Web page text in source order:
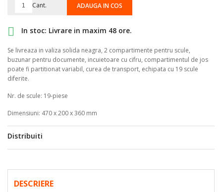
Cant. ADAUGA IN COS
 In stoc: Livrare in maxim 48 ore.
Se livreaza in valiza solida neagra, 2 compartimente pentru scule,
buzunar pentru documente, incuietoare cu cifru, compartimentul de jos
poate fi partitionat variabil, curea de transport, echipata cu 19 scule
diferite.
Nr. de scule: 19-piese
Dimensiuni: 470 x 200 x 360 mm
Distribuiti
DESCRIERE